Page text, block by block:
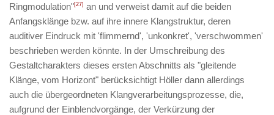
Ringmodulation"[27] an und verweist damit auf die beiden
Anfangsklänge bzw. auf ihre innere Klangstruktur, deren
auditiver Eindruck mit 'flimmernd', 'unkonkret', 'verschwommen'
beschrieben werden könnte. In der Umschreibung des
Gestaltcharakters dieses ersten Abschnitts als "gleitende
Klänge, vom Horizont" berücksichtigt Höller dann allerdings
auch die übergeordneten Klangverarbeitungsprozesse, die,
aufgrund der Einblendvorgänge, der Verkürzung der